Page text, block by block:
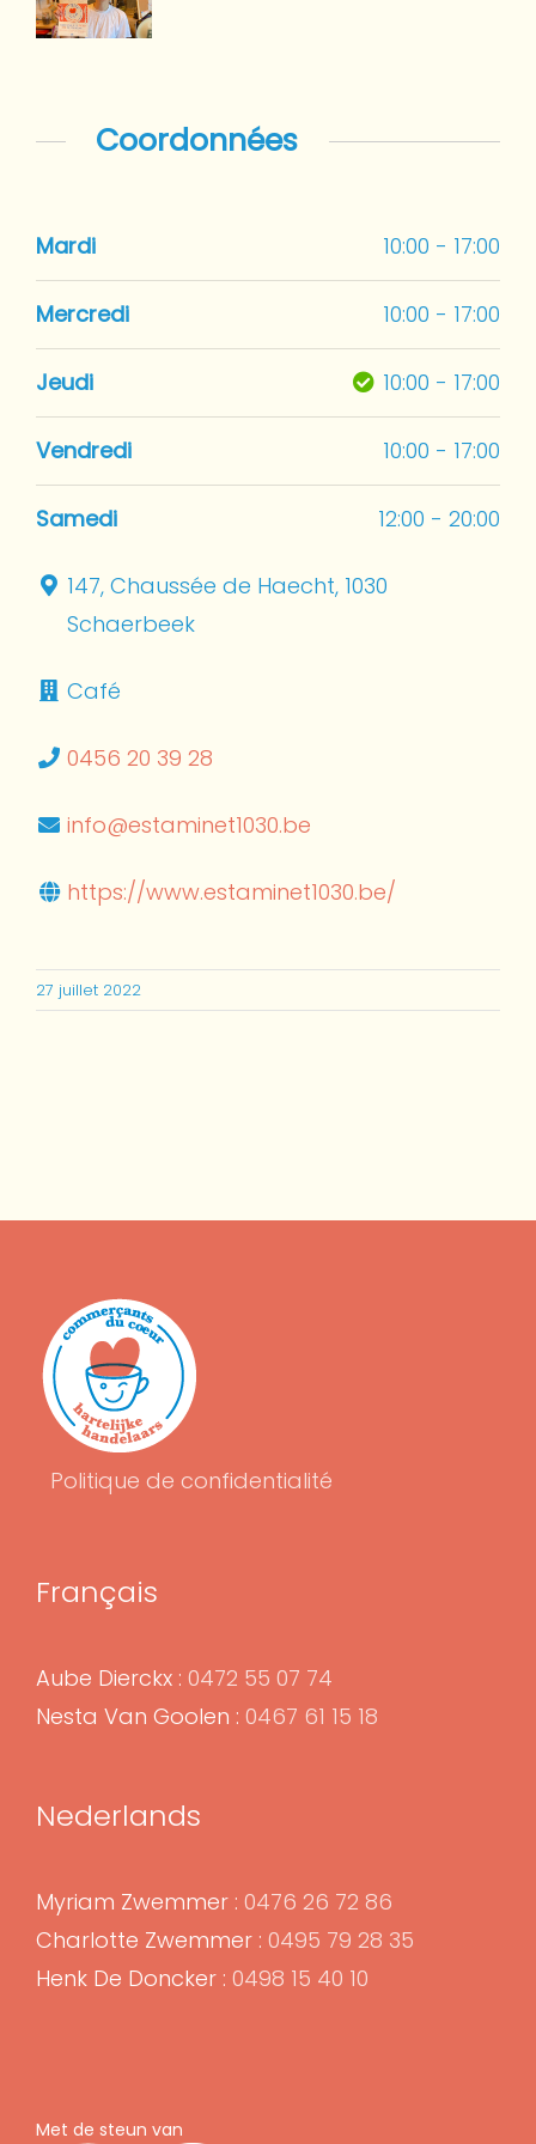
Coordonnées
Mardi 10:00 - 17:00
Mercredi 10:00 - 17:00
Jeudi 10:00 - 17:00
Vendredi 10:00 - 17:00
Samedi 12:00 - 20:00
147, Chaussée de Haecht, 1030
Schaerbeek
Café
0456 20 39 28
info@estaminet1030.be
https://www.estaminet1030.be/
27 juillet 2022
Politique de confidentialité
Français
Aube Dierckx : 0472 55 07 74
Nesta Van Goolen : 0467 61 15 18
Nederlands
Myriam Zwemmer : 0476 26 72 86
Charlotte Zwemmer : 0495 79 28 35
Henk De Doncker : 0498 15 40 10
Met de steun van